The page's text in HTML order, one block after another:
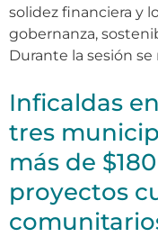
solidez financiera y
gobernanza,
Durante la sesión
Inficaldas
tres
más de
proyectos